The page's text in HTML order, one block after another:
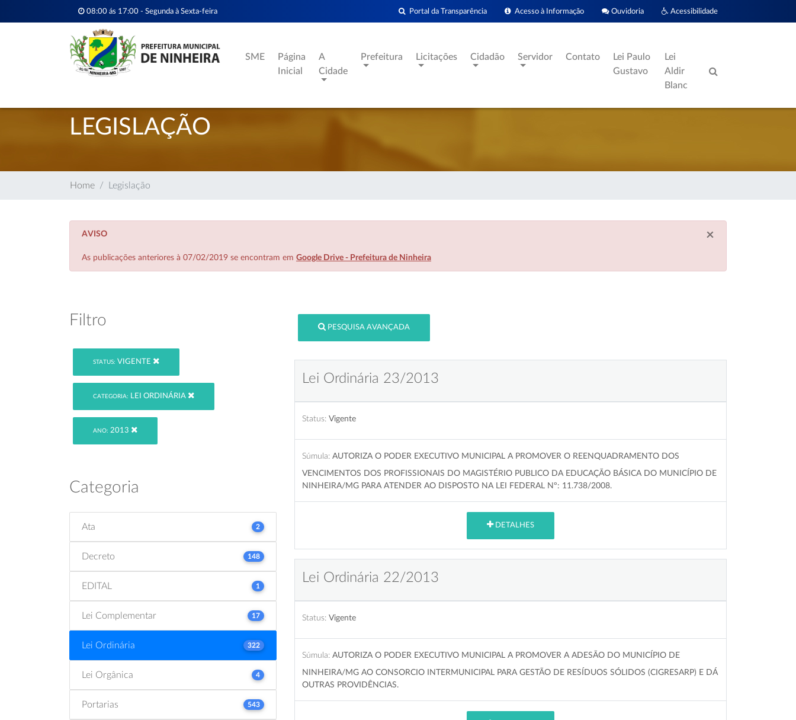
08:00 ás 17:00 - Segunda à Sexta-feira Acessibilidade
Ouvidoria
Acesso à Informação
Portal da Transparência
SME
Página
Inicial
A
Cidade
Prefeitura Licitações Cidadão Servidor Contato
Lei Paulo
Gustavo
Lei
Aldir
Blanc
LEGISLAÇÃO
Home Legislação
×
AVISO
As publicações anteriores à 07/02/2019 se encontram em Google Drive - Prefeitura de Ninheira
Filtro
STATUS: VIGENTE
CATEGORIA: LEI ORDINÁRIA
ANO: 2013
Categoria
Ata 2
Decreto 148
EDITAL 1
Lei Complementar 17
Lei Ordinária 322
Lei Orgânica 4
Portarias 543
PESQUISA AVANÇADA
Lei Ordinária 23/2013
Status: Vigente
Súmula: AUTORIZA O PODER EXECUTIVO MUNICIPAL A PROMOVER O REENQUADRAMENTO DOS
VENCIMENTOS DOS PROFISSIONAIS DO MAGISTÉRIO PUBLICO DA EDUCAÇÃO BÁSICA DO MUNICÍPIO DE
NINHEIRA/MG PARA ATENDER AO DISPOSTO NA LEI FEDERAL Nº: 11.738/2008.
DETALHES
Lei Ordinária 22/2013
Status: Vigente
Súmula: AUTORIZA O PODER EXECUTIVO MUNICIPAL A PROMOVER A ADESÃO DO MUNICÍPIO DE
NINHEIRA/MG AO CONSORCIO INTERMUNICIPAL PARA GESTÃO DE RESÍDUOS SÓLIDOS (CIGRESARP) E DÁ
OUTRAS PROVIDÊNCIAS.